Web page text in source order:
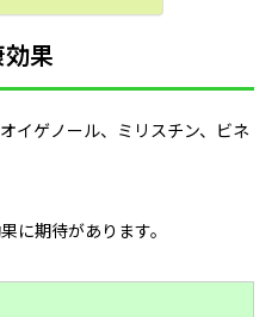
果
イゲノール、ミリスチン、ビネ
に期待があります。